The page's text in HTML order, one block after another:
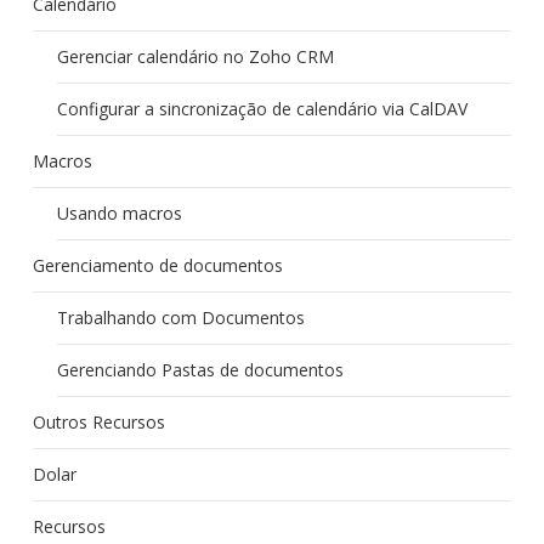
Calendário
Gerenciar calendário no Zoho CRM
Configurar a sincronização de calendário via CalDAV
Macros
Usando macros
Gerenciamento de documentos
Trabalhando com Documentos
Gerenciando Pastas de documentos
Outros Recursos
Dolar
Recursos